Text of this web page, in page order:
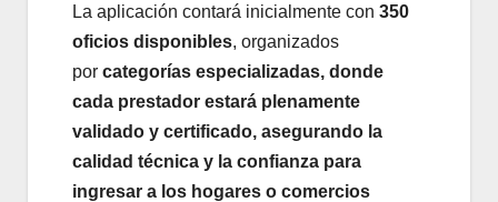
La aplicación contará inicialmente con 350
oficios disponibles, organizados
por categorías especializadas, donde
cada prestador estará plenamente
validado y certificado, asegurando la
calidad técnica y la confianza para
ingresar a los hogares o comercios